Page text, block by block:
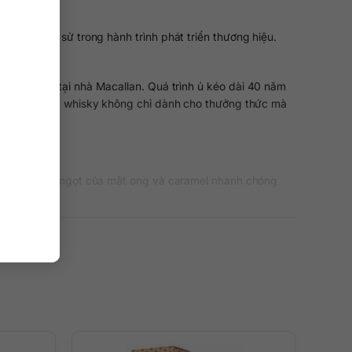
nghĩa lịch sử trong hành trình phát triển thương hiệu.
ngừng.
lâu đời tại nhà Macallan. Quá trình ủ kéo dài 40 năm
là dòng whisky không chỉ dành cho thưởng thức mà
già. Vị ngọt của mật ong và caramel nhanh chóng
Đây là sự hòa quyện mà chỉ những thùng gỗ sồi
40 khiến mỗi ngụm rượu trở thành một hành trình